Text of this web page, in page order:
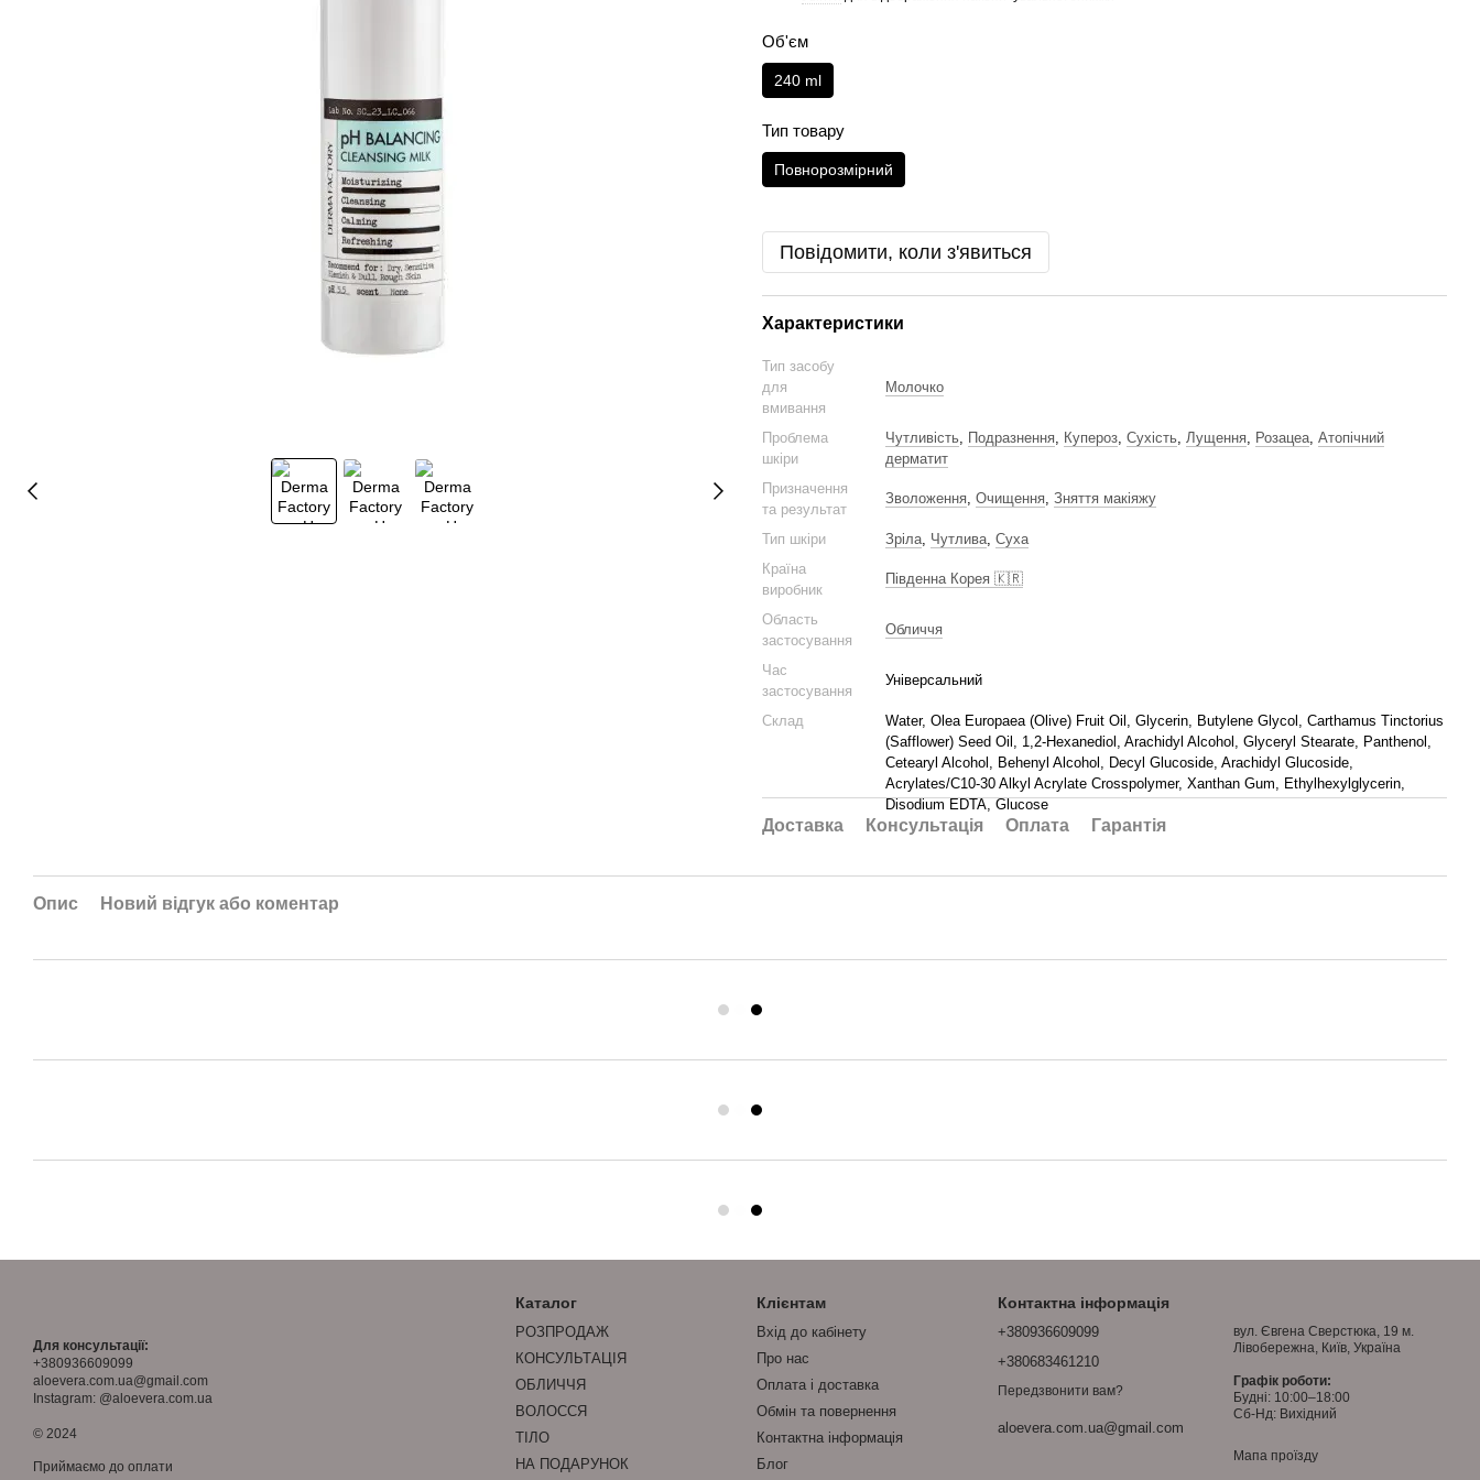
Об'єм
240 ml
Тип товару
Повнорозмірний
Повідомити, коли з'явиться
Характеристики
Тип засобу
для
вмивання
Молочко
Проблема
шкіри
Чутливість, Подразнення, Купероз, Сухість, Лущення, Розацеа, Атопічний
дерматит
Призначення
та результат
Зволоження, Очищення, Зняття макіяжу
Тип шкіри Зріла, Чутлива, Суха
Країна
виробник
Південна Корея 🇰🇷
Область
застосування
Обличчя
Час
застосування
Універсальний
Склад
Water, Olea Europaea (Olive) Fruit Oil, Glycerin, Butylene Glycol, Carthamus Tinctorius
(Safflower) Seed Oil, 1,2-Hexanediol, Arachidyl Alcohol, Glyceryl Stearate, Panthenol,
Cetearyl Alcohol, Behenyl Alcohol, Decyl Glucoside, Arachidyl Glucoside,
Acrylates/C10-30 Alkyl Acrylate Crosspolymer, Xanthan Gum, Ethylhexylglycerin,
Disodium EDTA, Glucose
Доставка Консультація Оплата Гарантія
Опис Новий відгук або коментар
Для консультації:
+380936609099
aloevera.com.ua@gmail.com
Instagram: @aloevera.com.ua
© 2024
Приймаємо до оплати
Каталог
РОЗПРОДАЖ
КОНСУЛЬТАЦІЯ
ОБЛИЧЧЯ
ВОЛОССЯ
ТІЛО
НА ПОДАРУНОК
Клієнтам
Вхід до кабінету
Про нас
Оплата і доставка
Обмін та повернення
Контактна інформація
Блог
Контактна інформація
+380936609099
+380683461210
Передзвонити вам?
aloevera.com.ua@gmail.com
вул. Євгена Сверстюка, 19 м.
Лівобережна, Київ, Україна
Графік роботи:
Будні: 10:00–18:00
Сб-Нд: Вихідний
Мапа проїзду